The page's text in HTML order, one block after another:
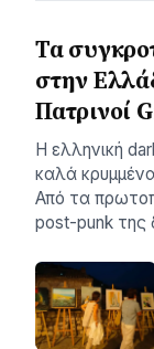
Τα
στην
Πατρινοί
Η ελληνική
καλά
Από τα
post-punk της